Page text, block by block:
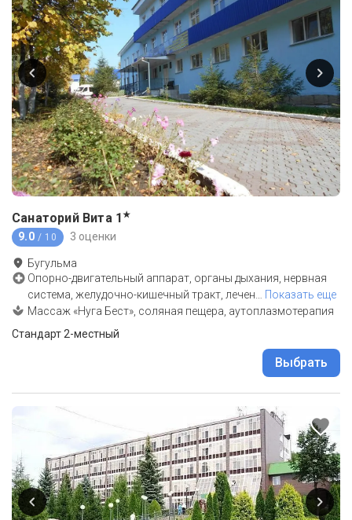
Санаторий Вита 1★
9.0 / 10 3 оценки
Бугульма
Опорно-двигательный аппарат, органы дыхания, нервная
система, желудочно-кишечный тракт, лечен
Показать еще
Массаж «Нуга Бест», соляная пещера, аутоплазмотерапия
Стандарт 2-местный
Выбрать